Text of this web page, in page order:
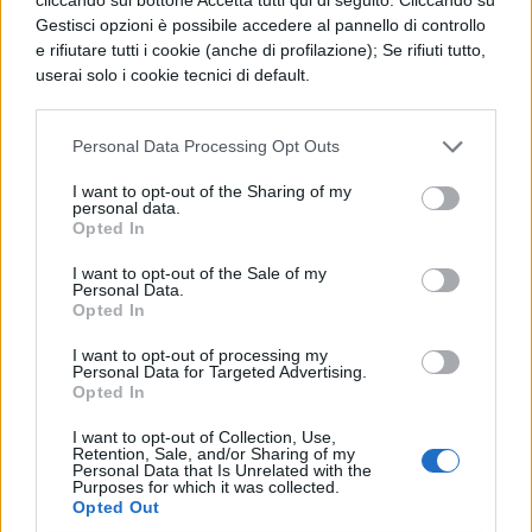
Gestisci opzioni è possibile accedere al pannello di controllo
e rifiutare tutti i cookie (anche di profilazione); Se rifiuti tutto,
userai solo i cookie tecnici di default.
Personal Data Processing Opt Outs
I want to opt-out of the Sharing of my
personal data.
Opted In
I want to opt-out of the Sale of my
Personal Data.
Opted In
I want to opt-out of processing my
Personal Data for Targeted Advertising.
Opted In
I want to opt-out of Collection, Use,
Retention, Sale, and/or Sharing of my
Personal Data that Is Unrelated with the
Purposes for which it was collected.
Opted Out
avete scelto un esempio che non
regge.
molto venale, lui non guardava in
faccia a nessuno.
mi conduca alla sua BMW
Non poteva passare la vita a subire
cazziatoni al posto degli altri; non era
né cristiano né masochista né
abbastanza venale.